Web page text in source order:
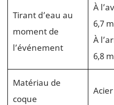
Tirant d’eau au
moment de
l’événement
À
6,7 m
À
6,8 m
Matériau de
coque
Acier